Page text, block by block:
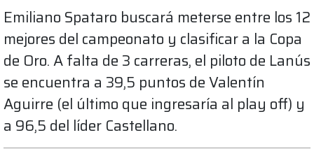
Emiliano Spataro buscará meterse entre los 12
mejores del campeonato y clasificar a la Copa
de Oro. A falta de 3 carreras, el piloto de Lanús
se encuentra a 39,5 puntos de Valentín
Aguirre (el último que ingresaría al play off) y
a 96,5 del líder Castellano.